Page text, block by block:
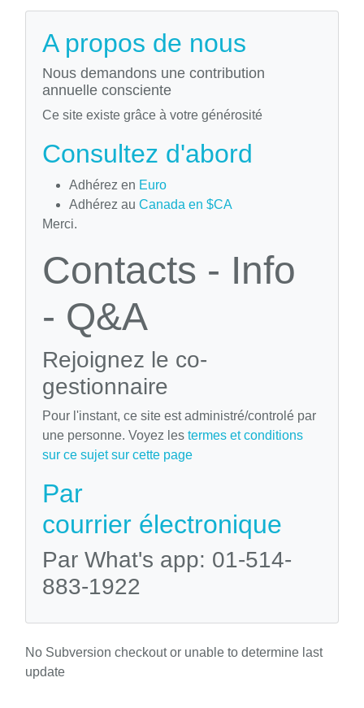
A propos de nous
Nous demandons une contribution
annuelle consciente
Ce site existe grâce à votre générosité
Consultez d'abord
Adhérez en Euro
Adhérez au Canada en $CA
Merci.
Contacts - Info
- Q&A
Rejoignez le co-
gestionnaire
Pour l'instant, ce site est administré/controlé par
une personne. Voyez les termes et conditions
sur ce sujet sur cette page
Par
courrier électronique
Par What's app: 01-514-
883-1922
No Subversion checkout or unable to determine last
update